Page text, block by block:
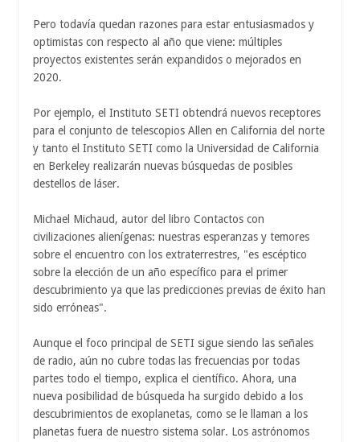
Pero todavía quedan razones para estar entusiasmados y
optimistas con respecto al año que viene: múltiples
proyectos existentes serán expandidos o mejorados en
2020.
Por ejemplo, el Instituto SETI obtendrá nuevos receptores
para el conjunto de telescopios Allen en California del norte
y tanto el Instituto SETI como la Universidad de California
en Berkeley realizarán nuevas búsquedas de posibles
destellos de láser.
Michael Michaud, autor del libro Contactos con
civilizaciones alienígenas: nuestras esperanzas y temores
sobre el encuentro con los extraterrestres, "es escéptico
sobre la elección de un año específico para el primer
descubrimiento ya que las predicciones previas de éxito han
sido erróneas".
Aunque el foco principal de SETI sigue siendo las señales
de radio, aún no cubre todas las frecuencias por todas
partes todo el tiempo, explica el científico. Ahora, una
nueva posibilidad de búsqueda ha surgido debido a los
descubrimientos de exoplanetas, como se le llaman a los
planetas fuera de nuestro sistema solar. Los astrónomos